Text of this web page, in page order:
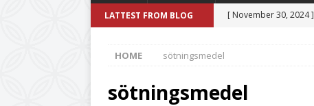
LATTEST FROM BLOG [ November 30, 2024 ]
[ August 6, 2026 ]
HOME sötningsmedel
sötningsmedel